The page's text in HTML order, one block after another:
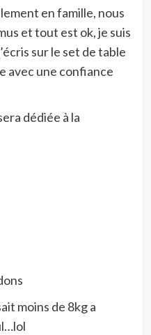
en famille, nous
et tout est ok, je suis
sur le set de table
avec une confiance
dédiée à la
moins de 8kg a